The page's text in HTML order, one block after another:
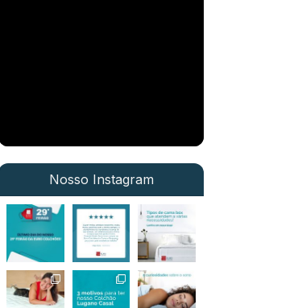
Nosso Instagram